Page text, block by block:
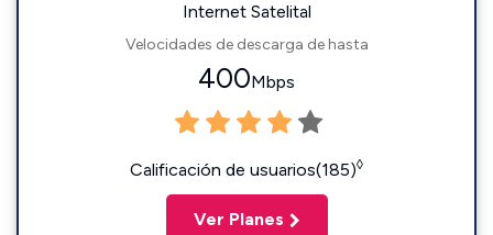
Internet Satelital
Velocidades de descarga de hasta
400Mbps
Calificación de usuarios(185)◊
Ver Planes